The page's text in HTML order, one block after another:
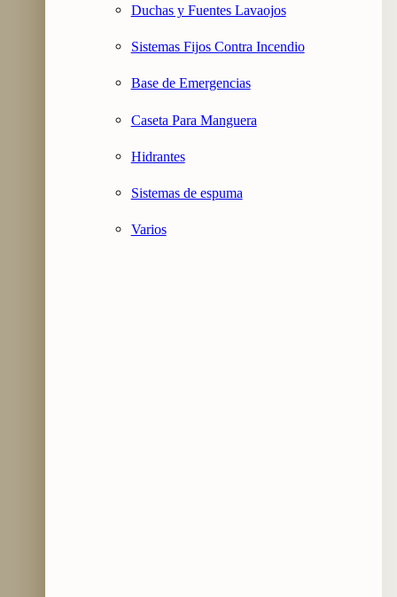
Duchas y Fuentes Lavaojos
Sistemas Fijos Contra Incendio
Base de Emergencias
Caseta Para Manguera
Hidrantes
Sistemas de espuma
Varios